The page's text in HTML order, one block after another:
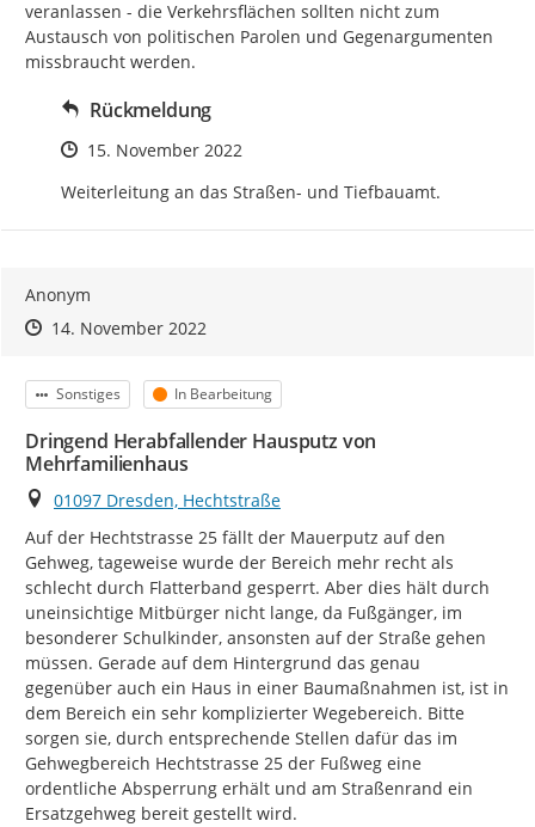
veranlassen - die Verkehrsflächen sollten nicht zum
Austausch von politischen Parolen und Gegenargumenten
missbraucht werden.
Rückmeldung
Zeitpunkt des Erstellens
15. November 2022
Weiterleitung an das Straßen- und Tiefbauamt.
Anonym
Zeitpunkt des Erstellens
Zeitpunkt des Erstellens
14. November 2022Zur Äußerung
Kategorie
Sonstiges Status
In Bearbeitung
Dringend Herabfallender Hausputz von
Mehrfamilienhaus
Ort
01097 Dresden, Hechtstraße
Auf der Hechtstrasse 25 fällt der Mauerputz auf den
Gehweg, tageweise wurde der Bereich mehr recht als
schlecht durch Flatterband gesperrt. Aber dies hält durch
uneinsichtige Mitbürger nicht lange, da Fußgänger, im
besonderer Schulkinder, ansonsten auf der Straße gehen
müssen. Gerade auf dem Hintergrund das genau
gegenüber auch ein Haus in einer Baumaßnahmen ist, ist in
dem Bereich ein sehr komplizierter Wegebereich. Bitte
sorgen sie, durch entsprechende Stellen dafür das im
Gehwegbereich Hechtstrasse 25 der Fußweg eine
ordentliche Absperrung erhält und am Straßenrand ein
Ersatzgehweg bereit gestellt wird.